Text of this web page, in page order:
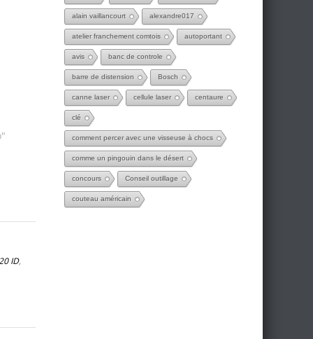
ID,
alain vaillancourt alexandre017
atelier franchement comtois autoportant
avis banc de controle
barre de distension Bosch
canne laser cellule laser centaure
clé
comment percer avec une visseuse à chocs
comme un pingouin dans le désert
concours Conseil outillage
couteau américain